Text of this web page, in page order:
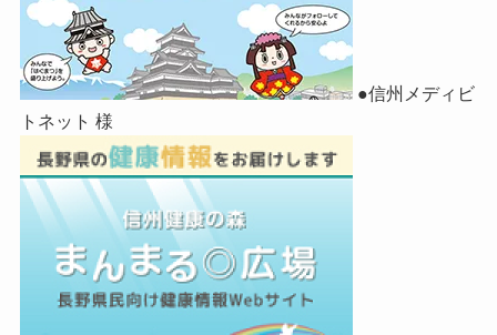
●信州メディビ
トネット 様